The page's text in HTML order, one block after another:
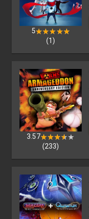
5★★★★★
★★★★★
(1 )
3.57★★★★★
★★★★★
(233)